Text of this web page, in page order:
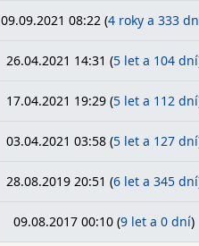
09.09.2021 08:22 (4 roky a 333
26.04.2021 14:31 (5 let a 104 dní
17.04.2021 19:29 (5 let a 112 dní
03.04.2021 03:58 (5 let a 127 dní
28.08.2019 20:51 (6 let a 345 dní
09.08.2017 00:10 (9 let a 0 dní)